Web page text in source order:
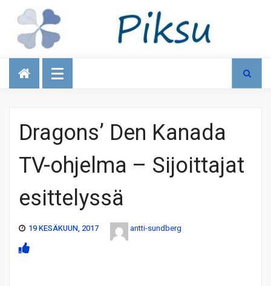
Talous
Dragons’ Den Kanada
TV-ohjelma – Sijoittajat
esittelyssä
19 KESÄKUUN, 2017 antti-sundberg